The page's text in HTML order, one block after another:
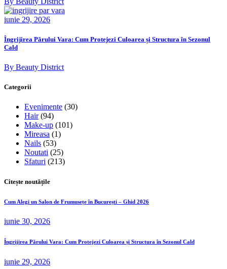
iunie 29, 2026
Îngrijirea Părului Vara: Cum Protejezi Culoarea și Structura în Sezonul
Cald
By Beauty District
Categorii
Evenimente (30)
Hair(94)
Make-up (101)
Mireasa (1)
Nails (53)
Noutati (25)
Sfaturi (213)
Citește noutățile
Cum Alegi un Salon de Frumusețe în București – Ghid 2026
iunie 30, 2026
Îngrijirea Părului Vara: Cum Protejezi Culoarea și Structura în Sezonul Cald
iunie 29, 2026